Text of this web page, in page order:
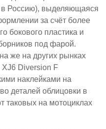
в Россию), выделяющаяся
за счёт более
бокового пластика и
под фарой.
же на других рынках
XJ6 Diversion F
наклейками на
деталей облицовки в
таковых на мотоциклах